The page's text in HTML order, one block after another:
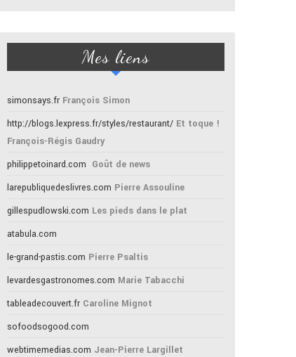
Mes liens
simonsays.fr François Simon
http://blogs.lexpress.fr/styles/restaurant/ Et toque !
François-Régis Gaudry
philippetoinard.com Goût de news
larepubliquedeslivres.com Pierre Assouline
gillespudlowski.com Les pieds dans le plat
atabula.com
le-grand-pastis.com Pierre Psaltis
levardesgastronomes.com Marie Tabacchi
tableadecouvert.fr Caroline Mignot
sofoodsogood.com
webtimemedias.com Jean-Pierre Largillet